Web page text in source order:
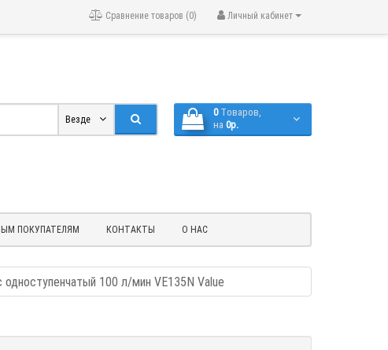
Личный кабинет
Сравнение товаров (0)
0 Tоваров,
на 0р.
Везде
ПОКУПАТЕЛЯМ КОНТАКТЫ О НАС
одноступенчатый 100 л/мин VE135N Value